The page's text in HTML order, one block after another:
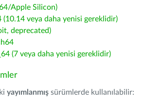
Apple Silicon)
(10.14 veya daha yenisi gereklidir)
deprecated)
(7 veya daha yenisi gereklidir)
yayımlanmış sürümlerde kullanılabilir: